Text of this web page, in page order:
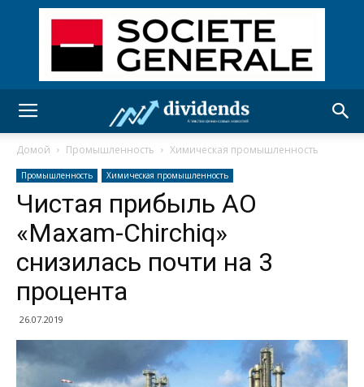
Домой Промышленность Химическая промышленность
Промышленность Химическая промышленность
Чистая прибыль АО
«Maxam-Chirchiq»
снизилась почти на 3
процента
26.07.2019